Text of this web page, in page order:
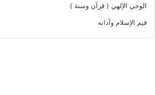
الوحي الإلهي ( قرآن وسنة )
قيم الإسلام وآدابه